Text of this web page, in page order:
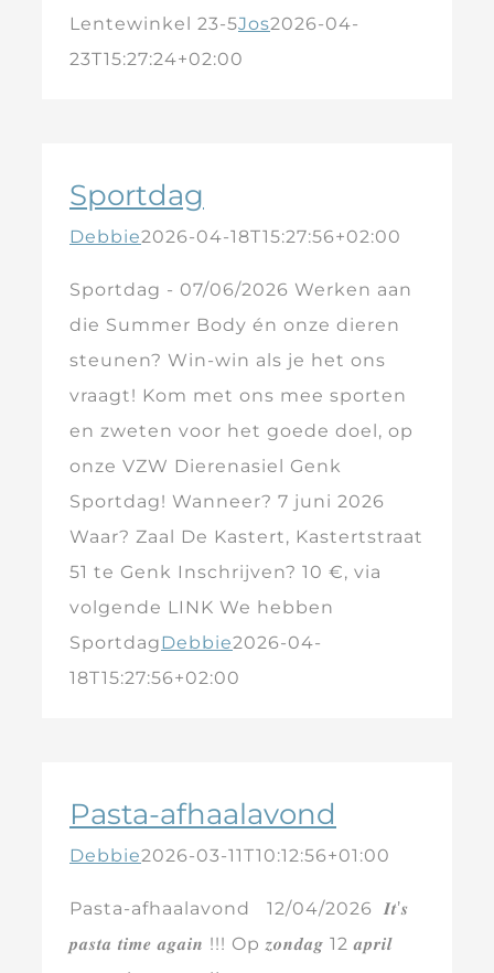
Lentewinkel 23-5Jos2026-04-
23T15:27:24+02:00
Sportdag
Debbie2026-04-18T15:27:56+02:00
Sportdag - 07/06/2026 Werken aan
die Summer Body én onze dieren
steunen? Win-win als je het ons
vraagt! Kom met ons mee sporten
en zweten voor het goede doel, op
onze VZW Dierenasiel Genk
Sportdag! Wanneer? 7 juni 2026
Waar? Zaal De Kastert, Kastertstraat
51 te Genk Inschrijven? 10 €, via
volgende LINK We hebben
SportdagDebbie2026-04-
18T15:27:56+02:00
Pasta-afhaalavond
Debbie2026-03-11T10:12:56+01:00
Pasta-afhaalavond 12/04/2026 𝑰𝒕’𝒔
𝒑𝒂𝒔𝒕𝒂 𝒕𝒊𝒎𝒆 𝒂𝒈𝒂𝒊𝒏 !!! Op 𝒛𝒐𝒏𝒅𝒂𝒈 12 𝒂𝒑𝒓𝒊𝒍